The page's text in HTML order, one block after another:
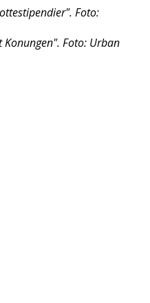
Foto:
Konungen". Foto: Urban